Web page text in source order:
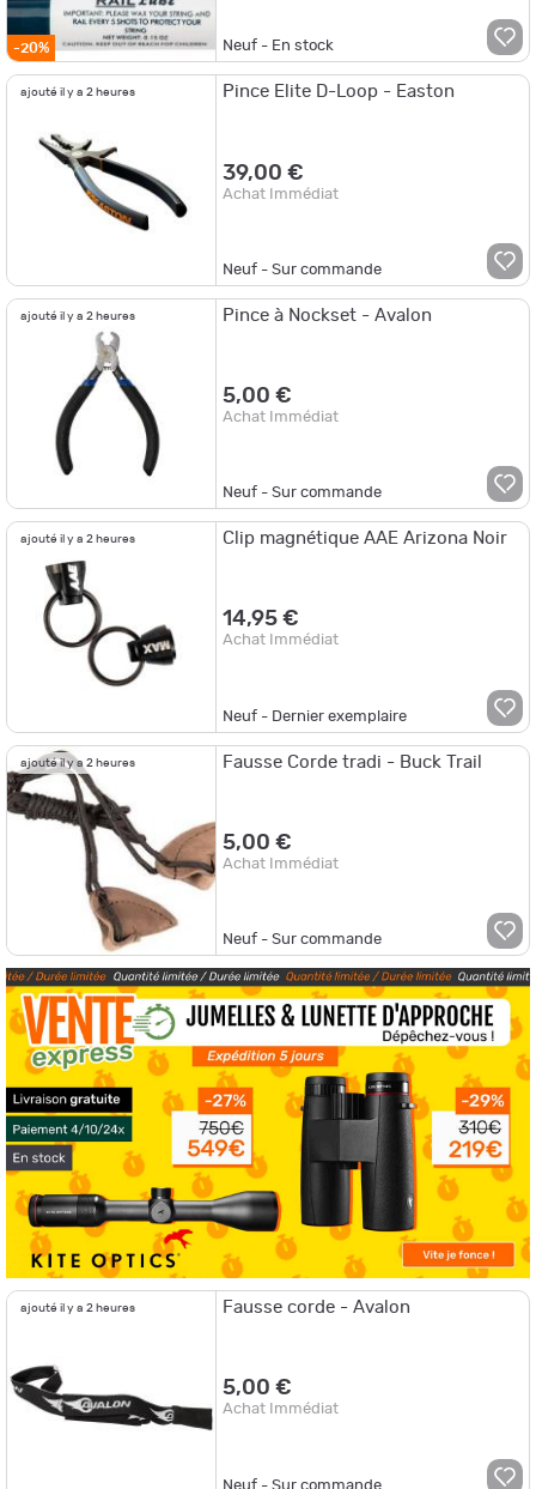
-20% Neuf - En stock
ajouté il y a 2 heures Pince Elite D-Loop - Easton
39,00 €
Achat Immédiat
Neuf - Sur commande
ajouté il y a 2 heures Pince à Nockset - Avalon
5,00 €
Achat Immédiat
Neuf - Sur commande
ajouté il y a 2 heures Clip magnétique AAE Arizona Noir
14,95 €
Achat Immédiat
Neuf - Dernier exemplaire
ajouté il y a 2 heures Fausse Corde tradi - Buck Trail
5,00 €
Achat Immédiat
Neuf - Sur commande
ajouté il y a 2 heures Fausse corde - Avalon
5,00 €
Achat Immédiat
Neuf - Sur commande